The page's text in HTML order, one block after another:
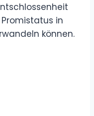
in
können.